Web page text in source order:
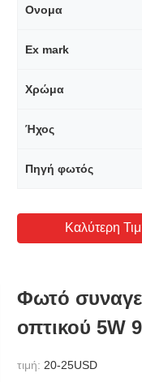
Ονομα
Ex mark
Χρώμα
Ήχος
Πηγή φωτός
Καλύτερη
Φωτό
οπτικού 5W
τιμή: 20-25USD